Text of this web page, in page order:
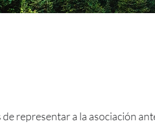
representar a la asociación